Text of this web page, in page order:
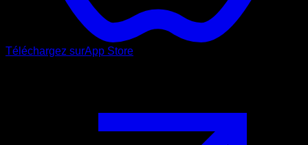
Téléchargez surApp Store